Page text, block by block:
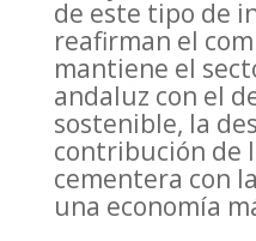
de este tipo de
reafirman el
mantiene el
andaluz con el
sostenible, la
contribución de
cementera con
una economía